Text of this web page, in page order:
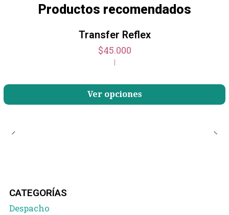
Productos recomendados
Transfer Reflex
$45.000
|
Ver opciones
CATEGORÍAS
Despacho